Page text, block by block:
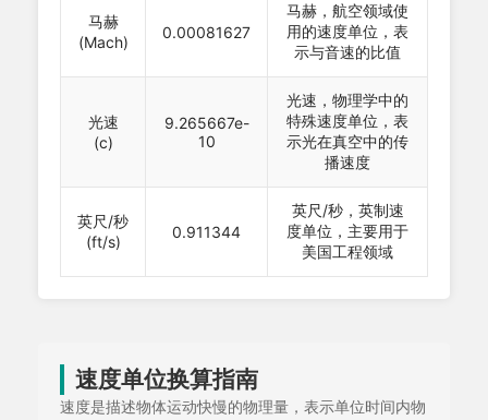
马赫
(Mach)
0.00081627
马赫，航空领域使
用的速度单位，表
示与音速的比值
光速
(c)
9.265667e-
10
光速，物理学中的
特殊速度单位，表
示光在真空中的传
播速度
英尺/秒
(ft/s)
0.911344
英尺/秒，英制速
度单位，主要用于
美国工程领域
速度单位换算指南
速度是描述物体运动快慢的物理量，表示单位时间内物